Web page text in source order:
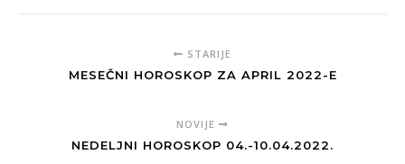
STARIJE
MESEČNI HOROSKOP ZA APRIL 2022-E
NOVIJE
NEDELJNI HOROSKOP 04.-10.04.2022.